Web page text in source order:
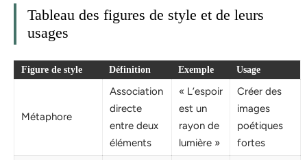
Tableau des figures de style et de leurs
usages
Figure de style Définition Exemple Usage
Métaphore
Association
directe
entre deux
éléments
« L’espoir
est un
rayon de
lumière »
Créer des
images
poétiques
fortes